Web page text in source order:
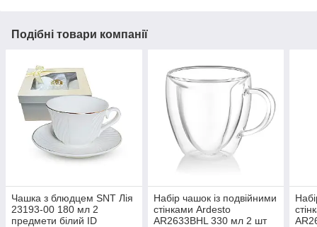
Подібні товари компанії
Чашка з блюдцем SNT Лія
23193-00 180 мл 2
предмети білий ID
Набір чашок із подвійними
стінками Ardesto
AR2633BHL 330 мл 2 шт